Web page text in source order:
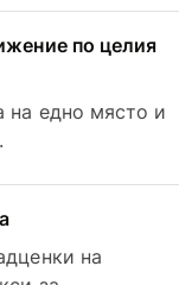
по целия
на едно място и
на